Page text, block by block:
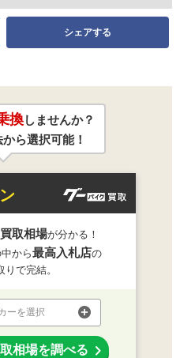
シェアする
換しませんか？
ら選択可能！
買取相場が分かる！
から最高入札店の
で完結。
ーを選択
相場を調べる